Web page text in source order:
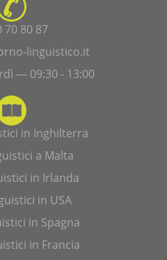
70 80 87
linguistico.it
— 09:30 - 13:00
in Inghilterra
a Malta
in Irlanda
in USA
in Spagna
in Francia